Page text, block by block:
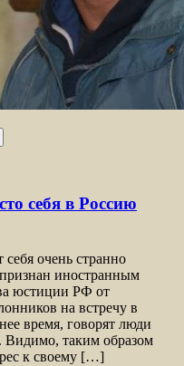
себя в Россию
очень странно
иностранным
юстиции РФ от
на встречу в
время, говорят люди
таким образом
к своему […]